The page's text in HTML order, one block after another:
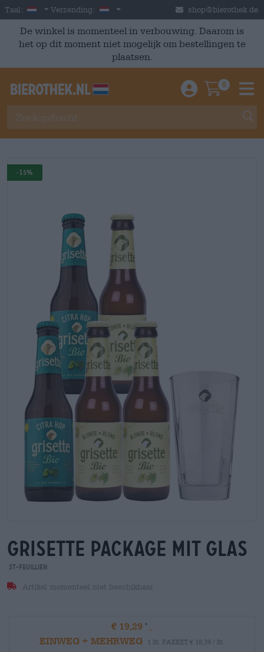
Skip to main content
Taal: Dutch
Verzending: Nederland shop@bierothek.de
De winkel is momenteel in verbouwing. Daarom is
het op dit moment niet mogelijk om bestellingen te
plaatsen.
Einloggen /
0
-15%
grisette package mit glas
St-Feuillien
Artikel momenteel niet beschikbaar
€ 19,29
EINWEG + MEHRWEG
1 St. PAKKET € 18,39 / St.